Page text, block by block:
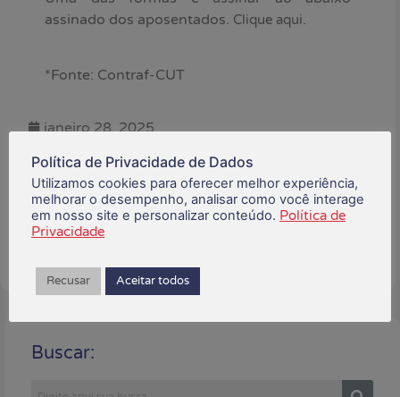
assinado dos aposentados. Clique aqui.
*Fonte: Contraf-CUT
janeiro 28, 2025
Está gostando do conteúdo?
Compartilhe!
Buscar:
Política de Privacidade de Dados
Utilizamos cookies para oferecer melhor experiência,
melhorar o desempenho, analisar como você interage
em nosso site e personalizar conteúdo. Política de
Privacidade
Recusar Aceitar todos